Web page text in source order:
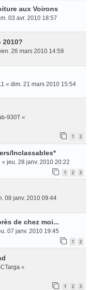
aux Voirons
03 avr. 2010 18:57
26 mars 2010 14:59
« dim. 21 mars 2010 15:54
930T «
1 2
Inclassables*
« jeu. 28 janv. 2010 20:22
1 2 3
08 janv. 2010 09:44
de chez moi...
07 janv. 2010 19:45
1 2
«
1 2 3